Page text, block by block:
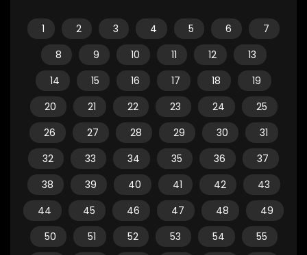
1 2 3 4 5 6
7
8
9 10 11 12
13
14
15 16 17 18
19
20
21 22 23 24
25
26
27 28 29 30
31
32
33 34 35 36
37
38
39 40 41 42
43
44
45 46 47 48
49
50
51 52 53 54
55